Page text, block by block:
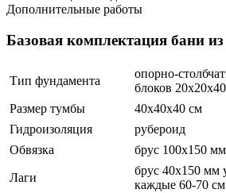
Дополнительные работы
Базовая комплектация бани из
Тип фундамента
опорно-
блоков
Размер тумбы
40х40х40 см
Гидроизоляция
рубероид
Обвязка
брус 100х150
Лаги
брус 40х150 мм
каждые 60-70 см